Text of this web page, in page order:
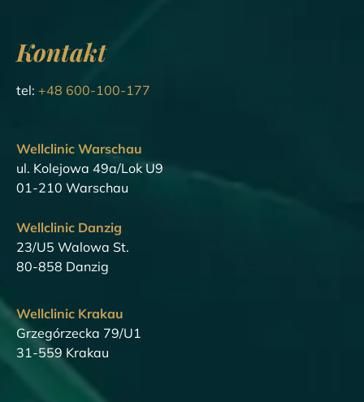
Kontakt
tel: +48 600-100-177
Wellclinic Warschau
ul. Kolejowa 49a/Lok U9
01-210 Warschau
Wellclinic Danzig
23/U5 Walowa St.
80-858 Danzig
Wellclinic Krakau
Grzegórzecka 79/U1
31-559 Krakau